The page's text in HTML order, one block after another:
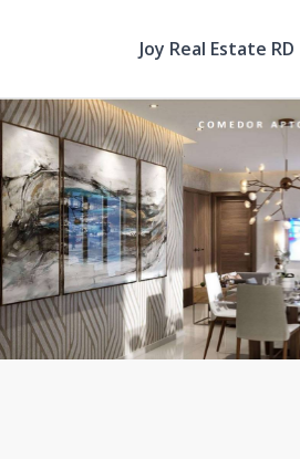
Joy Real Estate RD